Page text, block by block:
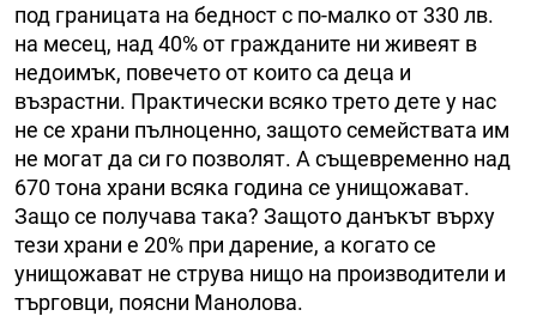
под границата на бедност с по-малко от 330 лв.
на месец, над 40% от гражданите ни живеят в
недоимък, повечето от които са деца и
възрастни. Практически всяко трето дете у нас
не се храни пълноценно, защото семействата им
не могат да си го позволят. А същевременно над
670 тона храни всяка година се унищожават.
Защо се получава така? Защото данъкът върху
тези храни е 20% при дарение, а когато се
унищожават не струва нищо на производители и
търговци, поясни Манолова.